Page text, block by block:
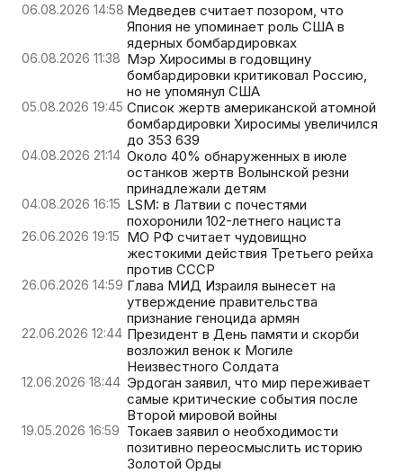
06.08.2026 14:58 Медведев считает позором, что
Япония не упоминает роль США в
ядерных бомбардировках
06.08.2026 11:38 Мэр Хиросимы в годовщину
бомбардировки критиковал Россию,
но не упомянул США
05.08.2026 19:45 Список жертв американской атомной
бомбардировки Хиросимы увеличился
до 353 639
04.08.2026 21:14 Около 40% обнаруженных в июле
останков жертв Волынской резни
принадлежали детям
04.08.2026 16:15 LSM: в Латвии с почестями
похоронили 102-летнего нациста
26.06.2026 19:15 МО РФ считает чудовищно
жестокими действия Третьего рейха
против СССР
26.06.2026 14:59 Глава МИД Израиля вынесет на
утверждение правительства
признание геноцида армян
22.06.2026 12:44 Президент в День памяти и скорби
возложил венок к Могиле
Неизвестного Солдата
12.06.2026 18:44 Эрдоган заявил, что мир переживает
самые критические события после
Второй мировой войны
19.05.2026 16:59 Токаев заявил о необходимости
позитивно переосмыслить историю
Золотой Орды